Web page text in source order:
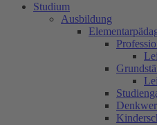
Studium
Ausbildung